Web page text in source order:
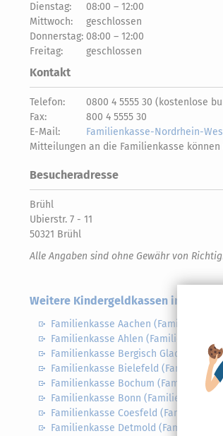
Dienstag:
08:00 – 12:00
Mittwoch:
geschlossen
Donnerstag: 08:00 – 12:00
Freitag:
geschlossen
Kontakt
Telefon:
0800 4 5555 30 (kostenlose
Fax:
800 4 5555 30
E-Mail:
Familienkasse-Nordrhein-
Mitteilungen an die Familienkasse können
Besucheradresse
Brühl
Ubierstr. 7 - 11
50321 Brühl
Alle Angaben sind ohne Gewähr von
Weitere Kindergeldkassen in
Familienkasse Aachen
Familienkasse Ahlen (Familienkasse
Familienkasse Bergisch Gladbach
Familienkasse Bielefeld
Familienkasse Bochum
Familienkasse Bonn (Familienkasse
Familienkasse Coesfeld
Familienkasse Detmold